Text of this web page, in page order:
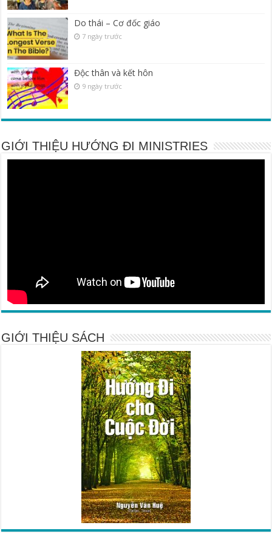
Do thái – Cơ đốc giáo
7 ngày trước
Độc thân và kết hôn
9 ngày trước
GIỚI THIỆU HƯỚNG ĐI MINISTRIES
GIỚI THIỆU SÁCH